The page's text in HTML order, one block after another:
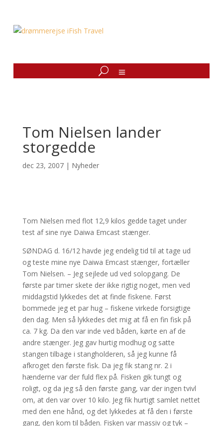
Tom Nielsen lander
storgedde
dec 23, 2007| Nyheder
Tom Nielsen med flot 12,9 kilos gedde taget under
test af sine nye Daiwa Emcast stænger.
SØNDAG d. 16/12 havde jeg endelig tid til at tage ud
og teste mine nye Daiwa Emcast stænger, fortæller
Tom Nielsen. – Jeg sejlede ud ved solopgang. De
første par timer skete der ikke rigtig noget, men ved
middagstid lykkedes det at finde fiskene. Først
bommede jeg et par hug – fiskene virkede forsigtige
den dag. Men så lykkedes det mig at få en fin fisk på
ca. 7 kg. Da den var inde ved båden, kørte en af de
andre stænger. Jeg gav hurtig modhug og satte
stangen tilbage i stangholderen, så jeg kunne få
afkroget den første fisk. Da jeg fik stang nr. 2 i
hænderne var der fuld flex på. Fisken gik tungt og
roligt, og da jeg så den første gang, var der ingen tvivl
om, at den var over 10 kilo. Jeg fik hurtigt samlet nettet
med den ene hånd, og det lykkedes at få den i første
gang, den kom til båden. Fisken var massiv og tyk –